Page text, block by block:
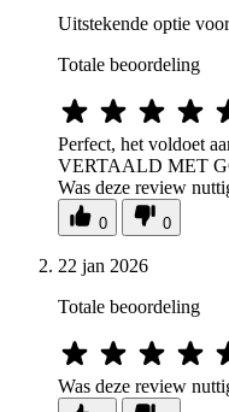
Uitstekende optie
Totale beoordeling
Perfect, het voldoet
VERTAALD MET
Was deze review
0 0
22 jan 2026
Totale beoordeling
Was deze review